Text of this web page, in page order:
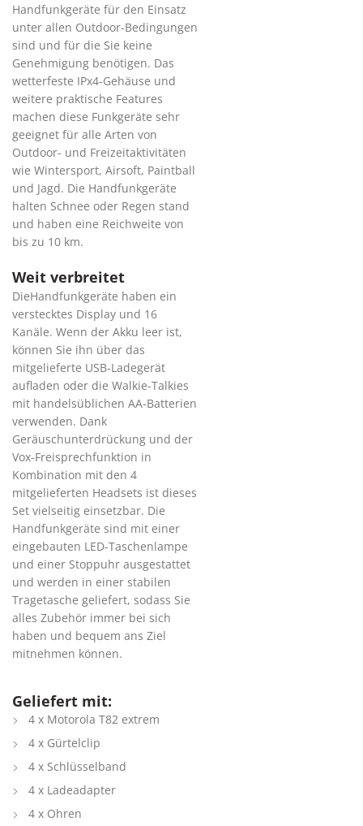
Handfunkgeräte für den Einsatz
unter allen Outdoor-Bedingungen
sind und für die Sie keine
Genehmigung benötigen. Das
wetterfeste IPx4-Gehäuse und
weitere praktische Features
machen diese Funkgeräte sehr
geeignet für alle Arten von
Outdoor- und Freizeitaktivitäten
wie Wintersport, Airsoft, Paintball
und Jagd. Die Handfunkgeräte
halten Schnee oder Regen stand
und haben eine Reichweite von
bis zu 10 km.
Weit verbreitet
DieHandfunkgeräte haben ein
verstecktes Display und 16
Kanäle. Wenn der Akku leer ist,
können Sie ihn über das
mitgelieferte USB-Ladegerät
aufladen oder die Walkie-Talkies
mit handelsüblichen AA-Batterien
verwenden. Dank
Geräuschunterdrückung und der
Vox-Freisprechfunktion in
Kombination mit den 4
mitgelieferten Headsets ist dieses
Set vielseitig einsetzbar. Die
Handfunkgeräte sind mit einer
eingebauten LED-Taschenlampe
und einer Stoppuhr ausgestattet
und werden in einer stabilen
Tragetasche geliefert, sodass Sie
alles Zubehör immer bei sich
haben und bequem ans Ziel
mitnehmen können.
Geliefert mit:
4 x Motorola T82 extrem
4 x Gürtelclip
4 x Schlüsselband
4 x Ladeadapter
4 x Ohren